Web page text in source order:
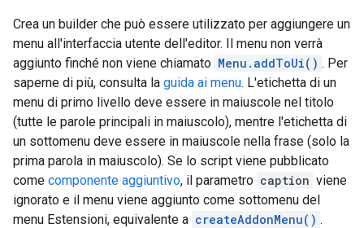
Crea un builder che può essere utilizzato per aggiungere un
menu all'interfaccia utente dell'editor. Il menu non verrà
aggiunto finché non viene chiamato Menu.addToUi() . Per
saperne di più, consulta la guida ai menu. L'etichetta di un
menu di primo livello deve essere in maiuscole nel titolo
(tutte le parole principali in maiuscolo), mentre l'etichetta di
un sottomenu deve essere in maiuscole nella frase (solo la
prima parola in maiuscolo). Se lo script viene pubblicato
come componente aggiuntivo, il parametro caption viene
ignorato e il menu viene aggiunto come sottomenu del
menu Estensioni, equivalente a createAddonMenu() .